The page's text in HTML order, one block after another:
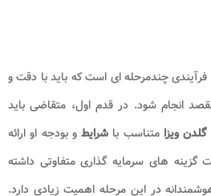
فرآیندی چندمرحله ای است که باید با دقت و
انجام شود. در قدم اول، متقاضی باید
گلدن ویزامتناسب با شرایطو بودجه او ارائه
های سرمایه گذاری متفاوتی داشته
در این مرحله اهمیت زیادی دارد.